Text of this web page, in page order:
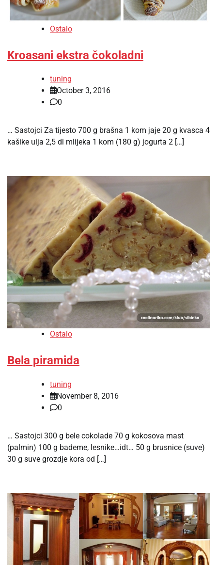
Ostalo
Kroasani ekstra čokoladni
tuning
October 3, 2016
0
… Sastojci Za tijesto 700 g brašna 1 kom jaje 20 g kvasca 4
kašike ulja 2,5 dl mlijeka 1 kom (180 g) jogurta 2 […]
Ostalo
Bela piramida
tuning
November 8, 2016
0
… Sastojci 300 g bele cokolade 70 g kokosova mast
(palmin) 100 g bademe, lesnike…idt… 50 g brusnice (suve)
30 g suve grozdje kora od […]